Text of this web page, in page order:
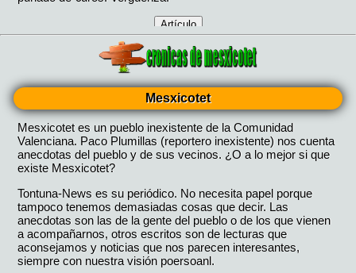
Mesxicotet
Mesxicotet es un pueblo inexistente de la Comunidad
Valenciana. Paco Plumillas (reportero inexistente) nos cuenta
anecdotas del pueblo y de sus vecinos. ¿O a lo mejor si que
existe Mesxicotet?
Tontuna-News es su periódico. No necesita papel porque
tampoco tenemos demasiadas cosas que decir. Las
anecdotas son las de la gente del pueblo o de los que vienen
a acompañarnos, otros escritos son de lecturas que
aconsejamos y noticias que nos parecen interesantes,
siempre con nuestra visión poersoanl.